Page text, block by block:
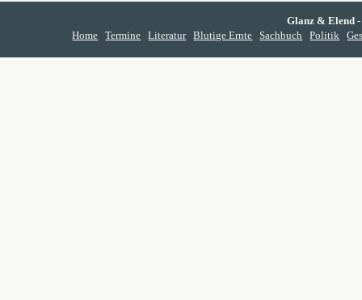
Glanz & Elend
Home
Termine Literatur Blutige Ernte Sachbuch Politik